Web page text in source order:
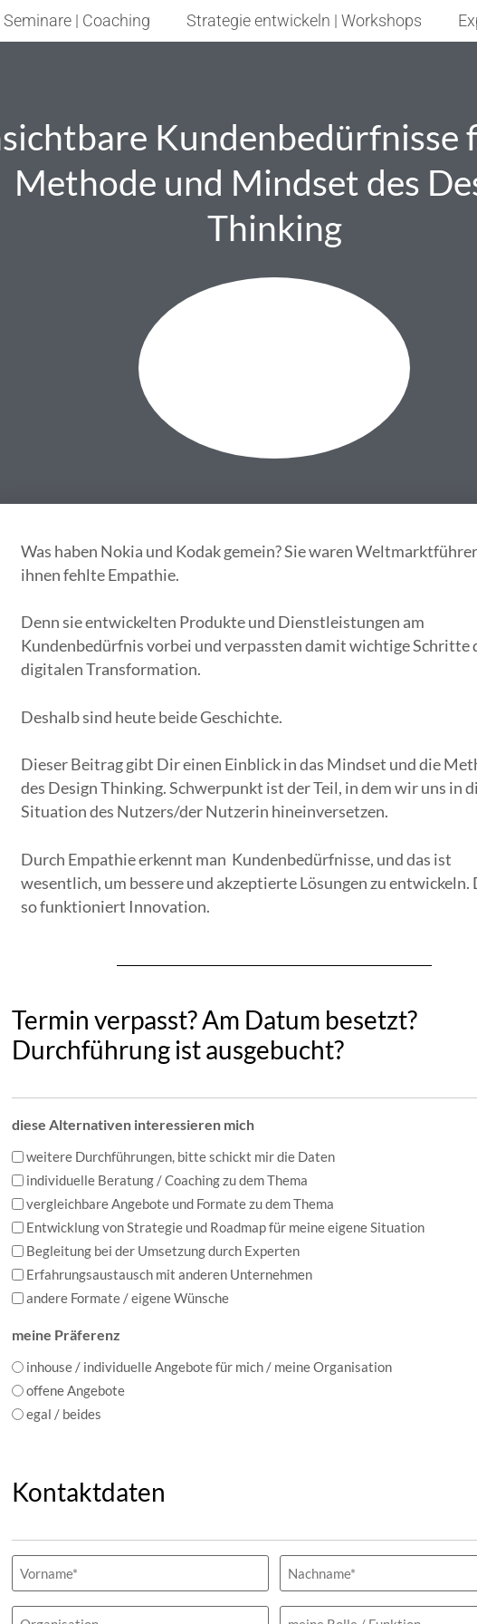
Seminare | Coaching Strategie entwickeln | Workshops
Kundenbedürfnisse
Methode und Mindset des
Thinking
Was haben Nokia und Kodak gemein? Sie waren
ihnen fehlte Empathie.
Denn sie entwickelten Produkte und Dienstleistungen am
Kundenbedürfnis vorbei und verpassten damit wichtige Schritte
digitalen Transformation.
Deshalb sind heute beide Geschichte.
Dieser Beitrag gibt Dir einen Einblick in das Mindset und die
des Design Thinking. Schwerpunkt ist der Teil, in dem wir uns in
Situation des Nutzers/der Nutzerin hineinversetzen.
Durch Empathie erkennt man Kundenbedürfnisse, und das ist
wesentlich, um bessere und akzeptierte Lösungen zu entwickeln.
so funktioniert Innovation.
Termin verpasst? Am Datum besetzt?
Durchführung ist ausgebucht?
diese Alternativen interessieren mich
weitere Durchführungen, bitte schickt mir die Daten
individuelle Beratung / Coaching zu dem Thema
vergleichbare Angebote und Formate zu dem Thema
Entwicklung von Strategie und Roadmap für meine eigene Situation
Begleitung bei der Umsetzung durch Experten
Erfahrungsaustausch mit anderen Unternehmen
andere Formate / eigene Wünsche
meine Präferenz
inhouse / individuelle Angebote für mich / meine Organisation
offene Angebote
egal / beides
Kontaktdaten
Name
(erforderlich)
Organisation
meine